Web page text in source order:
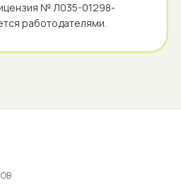
№ Л035-01298-
работодателями.